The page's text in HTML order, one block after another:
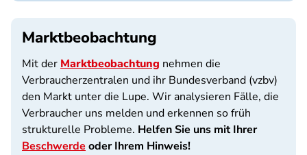
Marktbeobachtung
Mit der Marktbeobachtung nehmen die
Verbraucherzentralen und ihr Bundesverband (vzbv)
den Markt unter die Lupe. Wir analysieren Fälle, die
Verbraucher uns melden und erkennen so früh
strukturelle Probleme. Helfen Sie uns mit Ihrer
Beschwerde oder Ihrem Hinweis!